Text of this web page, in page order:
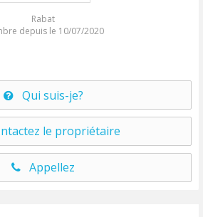
Rabat
depuis le 10/07/2020
Qui suis-je?
le propriétaire
Appellez